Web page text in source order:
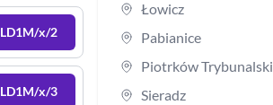
LD1M/x/2
LD1M/x/3
Łowicz
Pabianice
Piotrków Trybunalski
Sieradz